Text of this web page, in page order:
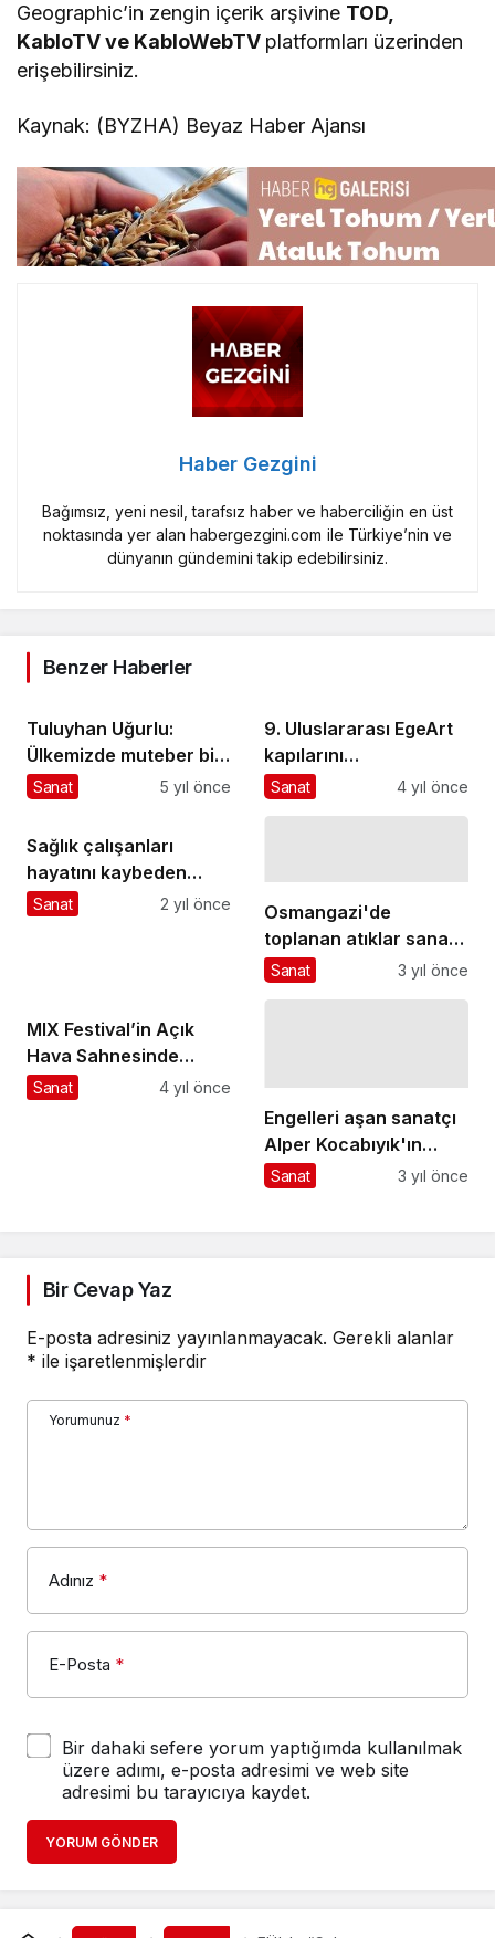
Geographic’in zengin içerik arşivine TOD,
KabloTV ve KabloWebTV platformları üzerinden
erişebilirsiniz.
Kaynak: (BYZHA) Beyaz Haber Ajansı
Haber Gezgini
Bağımsız, yeni nesil, tarafsız haber ve haberciliğin en üst
noktasında yer alan habergezgini.com ile Türkiye’nin ve
dünyanın gündemini takip edebilirsiniz.
Benzer Haberler
Tuluyhan Uğurlu:
Ülkemizde muteber bir
sanatçı olabilmek için
olacaksınız
Sanat 5 yıl önce
9. Uluslararası EgeArt
kapılarını
sanatseverlere açtı
Sanat 4 yıl önce
Sağlık çalışanları
hayatını kaybeden
meslektaşlarının
Sanat 2 yıl önce
Osmangazi'de
toplanan atıklar sanat
eserine dönüştü
Sanat 3 yıl önce
MIX Festival’in Açık
Hava Sahnesinde
Sahne Alacak İsimleri
Sanat 4 yıl önce
Engelleri aşan sanatçı
Alper Kocabıyık'ın
resim sergisi açıldı
Sanat 3 yıl önce
Bir Cevap Yaz
E-posta adresiniz yayınlanmayacak. Gerekli alanlar
* ile işaretlenmişlerdir
Yorumunuz *
Adınız *
E-Posta *
Bir dahaki sefere yorum yaptığımda kullanılmak
üzere adımı, e-posta adresimi ve web site
adresimi bu tarayıcıya kaydet.
YORUM GÖNDER